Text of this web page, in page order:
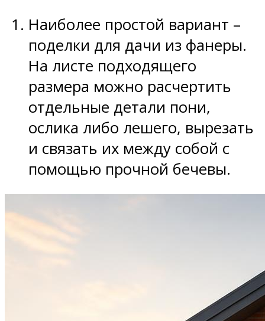
Наиболее простой вариант –
поделки для дачи из фанеры.
На листе подходящего
размера можно расчертить
отдельные детали пони,
ослика либо лешего, вырезать
и связать их между собой с
помощью прочной бечевы.